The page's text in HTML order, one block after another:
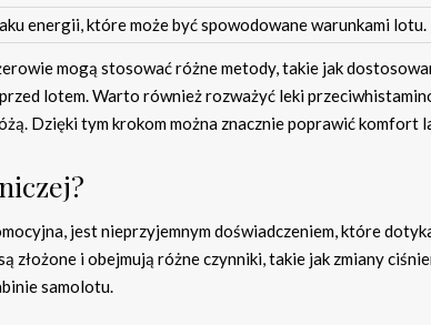
energii, które może być spowodowane warunkami lotu.
mogą stosować różne metody, takie jak
lotem. Warto również rozważyć leki
Dzięki tym krokom można znacznie poprawić komfort
jest nieprzyjemnym doświadczeniem, które
złożone i obejmują różne czynniki, takie jak zmiany
samolotu.